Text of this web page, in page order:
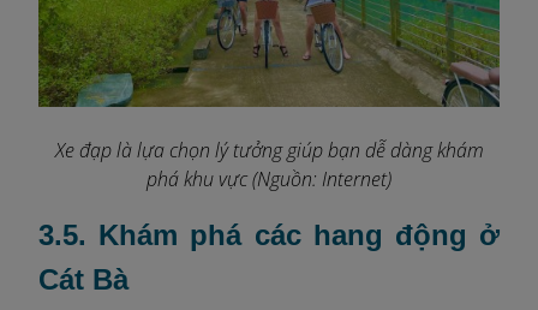
Xe đạp là lựa chọn lý tưởng giúp bạn dễ dàng khám
phá khu vực (Nguồn: Internet)
3.5. Khám phá các hang động ở
Cát Bà